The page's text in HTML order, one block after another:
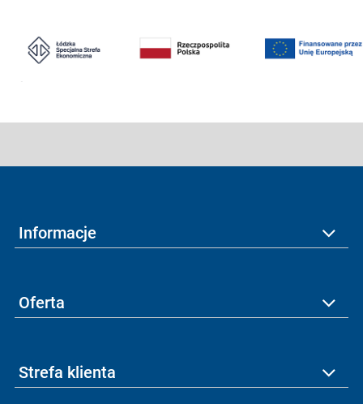
Informacje
Oferta
Strefa klienta